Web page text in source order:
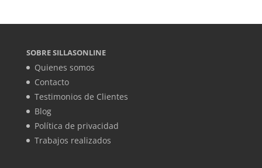
SOBRE SILLASONLINE
Quienes somos
Contacto
Testimonios de Clientes
Blog
Política de privacidad
Trabajos realizados